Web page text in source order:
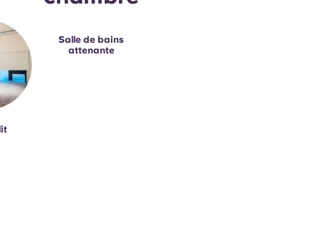
Salle de bains
attenante